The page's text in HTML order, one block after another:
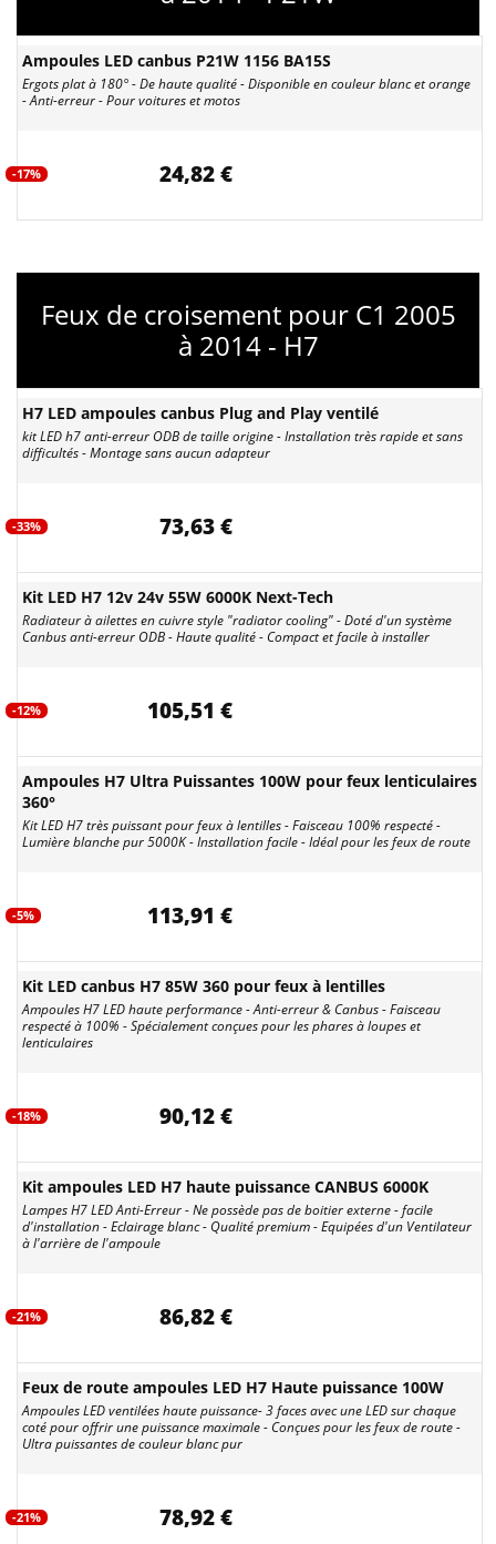
Ampoules LED canbus P21W 1156 BA15S
Ergots plat à 180° - De haute qualité - Disponible en couleur blanc et orange
- Anti-erreur - Pour voitures et motos
-17% 24,82 €
Feux de croisement pour C1 2005
à 2014 - H7
H7 LED ampoules canbus Plug and Play ventilé
kit LED h7 anti-erreur ODB de taille origine - Installation très rapide et sans
difficultés - Montage sans aucun adapteur
-33% 73,63 €
Kit LED H7 12v 24v 55W 6000K Next-Tech
Radiateur à ailettes en cuivre style "radiator cooling" - Doté d'un système
Canbus anti-erreur ODB - Haute qualité - Compact et facile à installer
-12% 105,51 €
Ampoules H7 Ultra Puissantes 100W pour feux lenticulaires
360°
Kit LED H7 très puissant pour feux à lentilles - Faisceau 100% respecté -
Lumière blanche pur 5000K - Installation facile - Idéal pour les feux de route
-5% 113,91 €
Kit LED canbus H7 85W 360 pour feux à lentilles
Ampoules H7 LED haute performance - Anti-erreur & Canbus - Faisceau
respecté à 100% - Spécialement conçues pour les phares à loupes et
lenticulaires
-18% 90,12 €
Kit ampoules LED H7 haute puissance CANBUS 6000K
Lampes H7 LED Anti-Erreur - Ne possède pas de boitier externe - facile
d'installation - Eclairage blanc - Qualité premium - Equipées d'un Ventilateur
à l'arrière de l'ampoule
-21% 86,82 €
Feux de route ampoules LED H7 Haute puissance 100W
Ampoules LED ventilées haute puissance- 3 faces avec une LED sur chaque
coté pour offrir une puissance maximale - Conçues pour les feux de route -
Ultra puissantes de couleur blanc pur
-21% 78,92 €